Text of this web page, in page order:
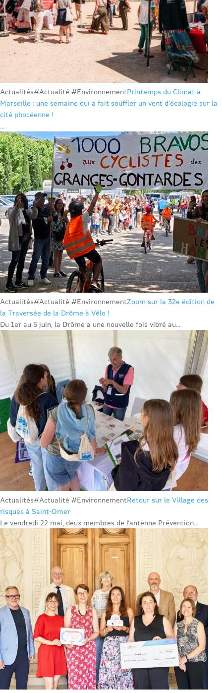
Actualités#Actualité #EnvironnementPrintemps du Climat à
Marseille : une semaine qui a fait souffler un vent d’écologie sur la
cité phocéenne !
...
Actualités#Actualité #EnvironnementZoom sur la 32e édition de
la Traversée de la Drôme à Vélo !
Du 1er au 5 juin, la Drôme a une nouvelle fois vibré au...
Actualités#Actualité #EnvironnementRetour sur le Village des
risques à Saint-Omer
Le vendredi 22 mai, deux membres de l’antenne Prévention...